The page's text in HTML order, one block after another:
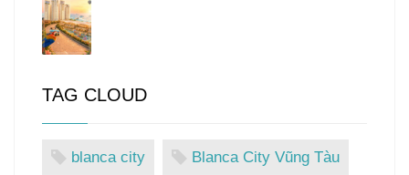
TAG CLOUD
blanca city Blanca City Vũng Tàu